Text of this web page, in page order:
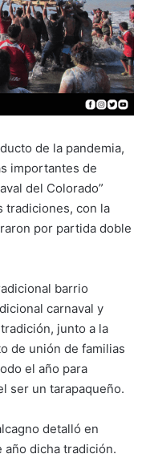
de la pandemia,
importantes de
del Colorado”
tradiciones, con la
por partida doble
barrio
carnaval y
junto a la
de unión de familias
el año para
ser un tarapaqueño.
detalló en
dicha tradición.